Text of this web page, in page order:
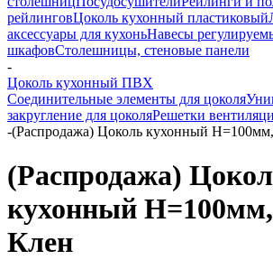
рейлинговЦоколь кухонный пластиковый
аксессуары для кухоньНавесы
шкафовСтолешницы, стеновые панели
-
Цоколь кухонный ПВХ
Соединительные элементы для цоколя
закругление для цоколяРешетки
-(Распродажа) Цоколь кухонный
(Распродажа)
кухонный
Клен